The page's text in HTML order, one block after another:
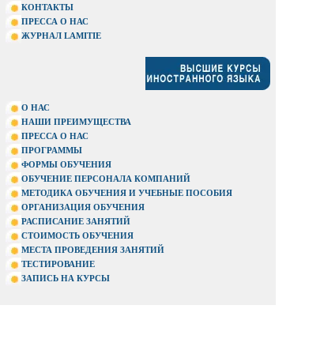
КОНТАКТЫ
ПРЕССА О НАС
ЖУРНАЛ LAMITIE
О НАС
НАШИ ПРЕИМУЩЕСТВА
ПРЕССА О НАС
ПРОГРАММЫ
ФОРМЫ ОБУЧЕНИЯ
ОБУЧЕНИЕ ПЕРСОНАЛА КОМПАНИЙ
МЕТОДИКА ОБУЧЕНИЯ И УЧЕБНЫЕ ПОСОБИЯ
ОРГАНИЗАЦИЯ ОБУЧЕНИЯ
РАСПИСАНИЕ ЗАНЯТИЙ
СТОИМОСТЬ ОБУЧЕНИЯ
МЕСТА ПРОВЕДЕНИЯ ЗАНЯТИЙ
ТЕСТИРОВАНИЕ
ЗАПИСЬ НА КУРСЫ